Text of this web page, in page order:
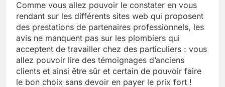
Comme vous allez pouvoir le constater en vous
rendant sur les différents sites web qui proposent
des prestations de partenaires professionnels, les
avis ne manquent pas sur les plombiers qui
acceptent de travailler chez des particuliers : vous
allez pouvoir lire des témoignages d’anciens
clients et ainsi être sûr et certain de pouvoir faire
le bon choix sans devoir en payer le prix fort !